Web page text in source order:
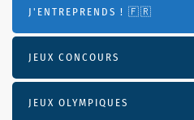
J'ENTREPRENDS ! 🇫🇷
JEUX CONCOURS
JEUX OLYMPIQUES